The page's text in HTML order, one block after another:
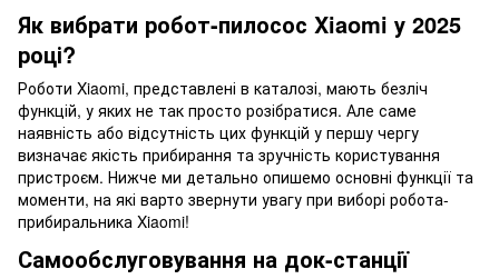
Як вибрати робот-пилосос Xiaomi у 2025
році?
Роботи Xiaomi, представлені в каталозі, мають безліч
функцій, у яких не так просто розібратися. Але саме
наявність або відсутність цих функцій у першу чергу
визначає якість прибирання та зручність користування
пристроєм. Нижче ми детально опишемо основні функції та
моменти, на які варто звернути увагу при виборі робота-
прибиральника Xiaomi!
Самообслуговування на док-станції